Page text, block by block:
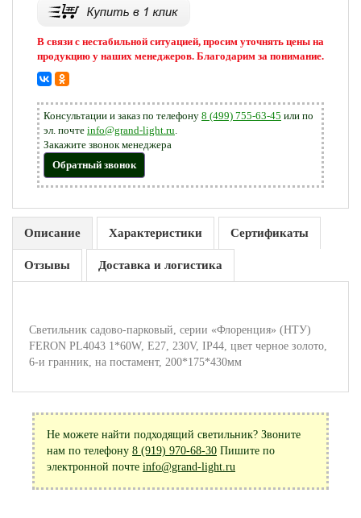
В связи с нестабильной ситуацией, просим уточнять цены на
продукцию у наших менеджеров. Благодарим за понимание.
Консультации и заказ по телефону 8 (499) 755-63-45 или по
эл. почте info@grand-light.ru.
Закажите звонок менеджера
Обратный звонок
Описание Характеристики Сертификаты
Отзывы Доставка и логистика
Светильник садово-парковый, серии «Флоренция» (НТУ)
FERON PL4043 1*60W, E27, 230V, IP44, цвет черное золото,
6-и гранник, на постамент, 200*175*430мм
Не можете найти подходящий светильник? Звоните
нам по телефону 8 (919) 970-68-30 Пишите по
электронной почте info@grand-light.ru